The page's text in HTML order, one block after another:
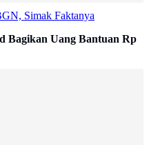
Simak Faktanya
Bagikan Uang Bantuan Rp